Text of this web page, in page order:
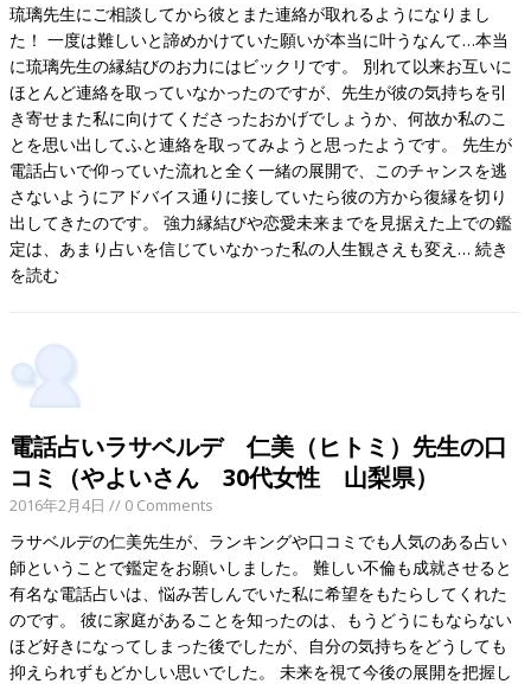
琉璃先生にご相談してから彼とまた連絡が取れるようになりまし
た！ 一度は難しいと諦めかけていた願いが本当に叶うなんて…本当
に琉璃先生の縁結びのお力にはビックリです。 別れて以来お互いに
ほとんど連絡を取っていなかったのですが、先生が彼の気持ちを引
き寄せまた私に向けてくださったおかげでしょうか、何故か私のこ
とを思い出してふと連絡を取ってみようと思ったようです。 先生が
電話占いで仰っていた流れと全く一緒の展開で、このチャンスを逃
さないようにアドバイス通りに接していたら彼の方から復縁を切り
出してきたのです。 強力縁結びや恋愛未来までを見据えた上での鑑
定は、あまり占いを信じていなかった私の人生観さえも変え…続き
を読む
電話占いラサベルデ 仁美（ヒトミ）先生の口
コミ（やよいさん 30代女性 山梨県）
2016年2月4日 // 0 Comments
ラサベルデの仁美先生が、ランキングや口コミでも人気のある占い
師ということで鑑定をお願いしました。 難しい不倫も成就させると
有名な電話占いは、悩み苦しんでいた私に希望をもたらしてくれた
のです。 彼に家庭があることを知ったのは、もうどうにもならない
ほど好きになってしまった後でしたが、自分の気持ちをどうしても
抑えられずもどかしい思いでした。 未来を視て今後の展開を把握し